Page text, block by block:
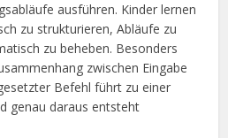
ausführen. Kinder lernen
zu strukturieren, Abläufe zu
zu beheben. Besonders
zwischen Eingabe
Befehl führt zu einer
genau daraus entsteht